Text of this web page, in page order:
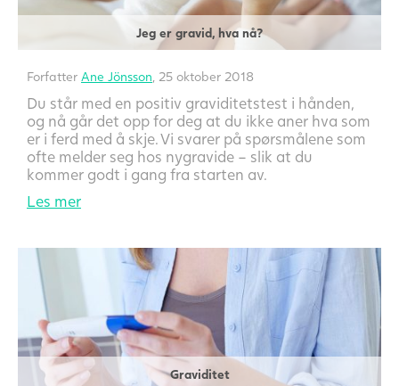
Jeg er gravid, hva nå?
Forfatter Ane Jönsson , 25 oktober 2018
Du står med en positiv graviditetstest i hånden,
og nå går det opp for deg at du ikke aner hva som
er i ferd med å skje. Vi svarer på spørsmålene som
ofte melder seg hos nygravide – slik at du
kommer godt i gang fra starten av.
Les mer
Graviditet